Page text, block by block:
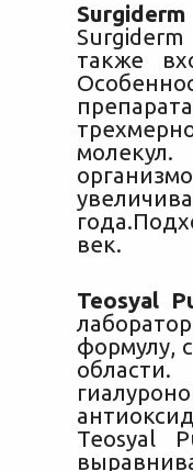
также
молекул.
век.
Teosyal
формулу,
Teosyal